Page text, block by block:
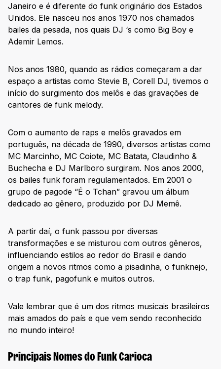
Janeiro e é diferente do funk originário dos Estados
Unidos. Ele nasceu nos anos 1970 nos chamados
bailes da pesada, nos quais DJ ‘s como Big Boy e
Ademir Lemos.
Nos anos 1980, quando as rádios começaram a dar
espaço a artistas como Stevie B, Corell DJ, tivemos o
início do surgimento dos melôs e das gravações de
cantores de funk melody.
Com o aumento de raps e melôs gravados em
português, na década de 1990, diversos artistas como
MC Marcinho, MC Coiote, MC Batata, Claudinho &
Buchecha e DJ Marlboro surgiram. Nos anos 2000,
os bailes funk foram regulamentados. Em 2001 o
grupo de pagode “É o Tchan” gravou um álbum
dedicado ao gênero, produzido por DJ Memê.
A partir daí, o funk passou por diversas
transformações e se misturou com outros gêneros,
influenciando estilos ao redor do Brasil e dando
origem a novos ritmos como a pisadinha, o funknejo,
o trap funk, pagofunk e muitos outros.
Vale lembrar que é um dos ritmos musicais brasileiros
mais amados do país e que vem sendo reconhecido
no mundo inteiro!
Principais Nomes do Funk Carioca